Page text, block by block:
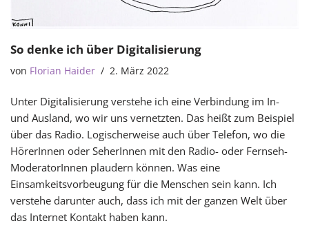
So denke ich über Digitalisierung
von Florian Haider 2. März 2022
Unter Digitalisierung verstehe ich eine Verbindung im In-
und Ausland, wo wir uns vernetzten. Das heißt zum Beispiel
über das Radio. Logischerweise auch über Telefon, wo die
HörerInnen oder SeherInnen mit den Radio- oder Fernseh-
ModeratorInnen plaudern können. Was eine
Einsamkeitsvorbeugung für die Menschen sein kann. Ich
verstehe darunter auch, dass ich mit der ganzen Welt über
das Internet Kontakt haben kann.